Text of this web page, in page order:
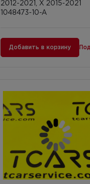
2012-2021, X 2015-2021
1048473-10-A
Добавить в корзину